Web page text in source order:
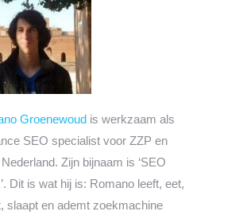
Groenewoud is werkzaam als
SEO specialist voor ZZP en
Zijn bijnaam is ‘SEO
Dit is wat hij is: Romano leeft, eet,
slaapt en ademt zoekmachine